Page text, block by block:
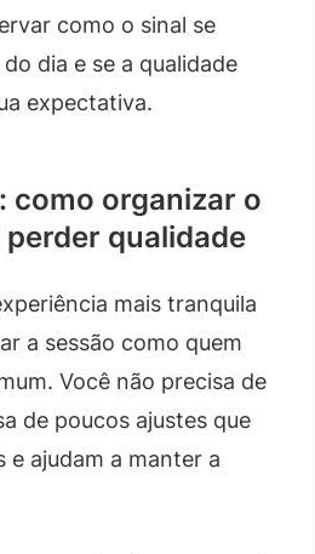
como o sinal se
dia e se a qualidade
expectativa.
como organizar o
qualidade
mais tranquila
a sessão como quem
Você não precisa de
de poucos ajustes que
ajudam a manter a